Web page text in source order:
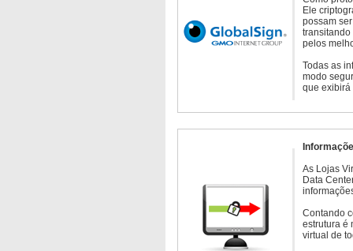
Ele
possam
transitando
pelos
Todas as
modo
que exibirá
As Lojas
Data
Contando
estrutura é
virtual de